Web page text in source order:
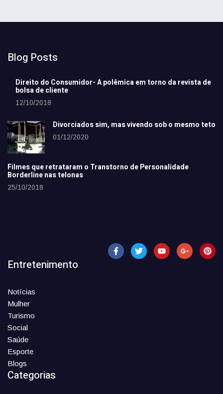
Blog Posts
Direito do Consumidor- A polêmica em torno da revista de
bolsa de cliente
12/10/2018
Divorciados sim, mas vivendo sob o mesmo teto
01/12/2020
Filmes que retrataram o Transtorno de Personalidade
Borderline nas telonas
25/10/2018
Entretenimento
Notícias
Mulher
Turismo
Social
Saúde
Esporte
Blogs
Categorias